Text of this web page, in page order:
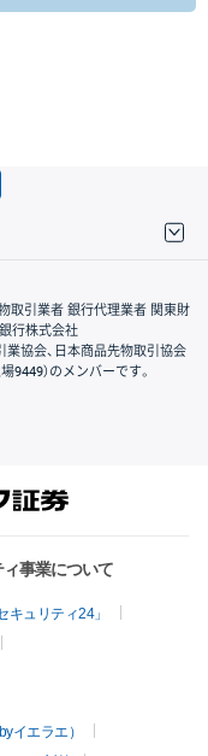
取引業者 銀行代理業者 関東財
行株式会社
業協会、日本商品先物取引協会
9449）のメンバーです。
事業について
ュリティ24」
イエラエ）